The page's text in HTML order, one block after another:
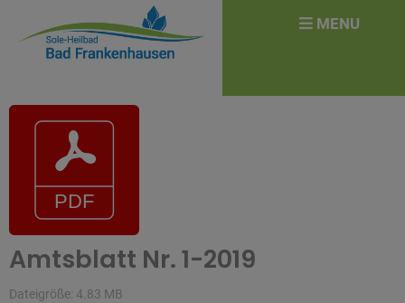
Amtsblatt Nr. 1-2019
Dateigröße: 4.83 MB
for: